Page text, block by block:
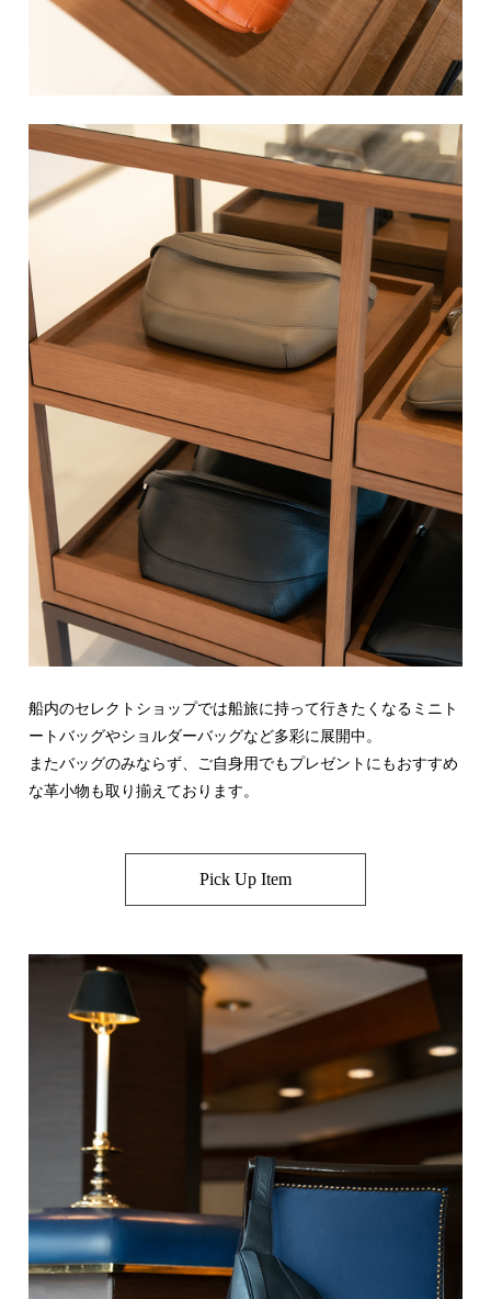
船内のセレクトショップでは船旅に持って行きたくなるミニト
ートバッグやショルダーバッグなど多彩に展開中。
またバッグのみならず、ご自身用でもプレゼントにもおすすめ
な革小物も取り揃えております。
Pick Up Item